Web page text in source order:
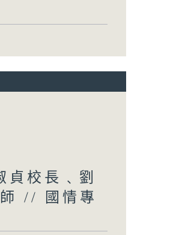
校長﹑劉
// 國情專